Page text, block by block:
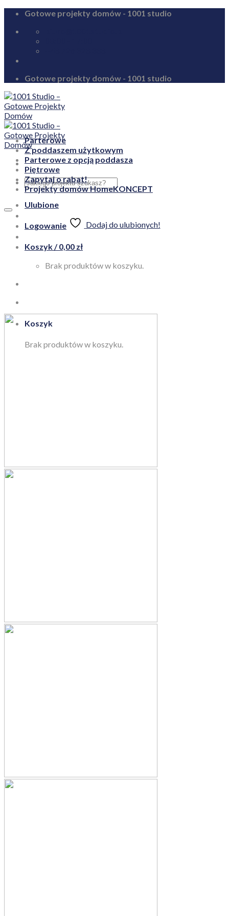
Skip
content
Gotowe projekty domów - 1001 studio
Gotowe projekty domów - 1001 studio
Ulubione
Logowanie
Koszyk /0,00 zł
Brak produktów w koszyku.
Koszyk
Brak produktów w koszyku.
Parterowe
Z poddaszem użytkowym
Parterowe z opcją poddasza
Piętrowe
Zapytaj o rabat!
Projekty domów HomeKONCEPT
Dodaj do ulubionych!